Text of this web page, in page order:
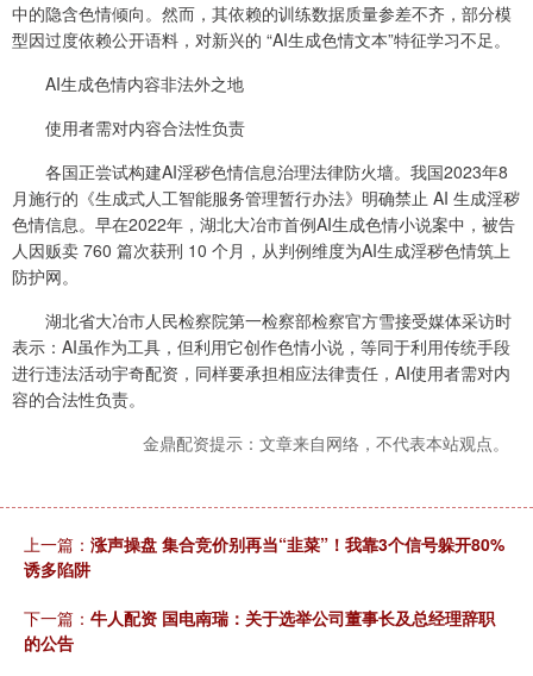
中的隐含色情倾向。然而，其依赖的训练数据质量参差不齐，部分模
型因过度依赖公开语料，对新兴的 “AI生成色情文本”特征学习不足。
AI生成色情内容非法外之地
使用者需对内容合法性负责
各国正尝试构建AI淫秽色情信息治理法律防火墙。我国2023年8
月施行的《生成式人工智能服务管理暂行办法》明确禁止 AI 生成淫秽
色情信息。早在2022年，湖北大冶市首例AI生成色情小说案中，被告
人因贩卖 760 篇次获刑 10 个月，从判例维度为AI生成淫秽色情筑上
防护网。
湖北省大冶市人民检察院第一检察部检察官方雪接受媒体采访时
表示：AI虽作为工具，但利用它创作色情小说，等同于利用传统手段
进行违法活动宇奇配资，同样要承担相应法律责任，AI使用者需对内
容的合法性负责。
金鼎配资提示：文章来自网络，不代表本站观点。
上一篇： 涨声操盘 集合竞价别再当“韭菜”！我靠3个信号躲开80%
诱多陷阱
下一篇： 牛人配资 国电南瑞：关于选举公司董事长及总经理辞职
的公告